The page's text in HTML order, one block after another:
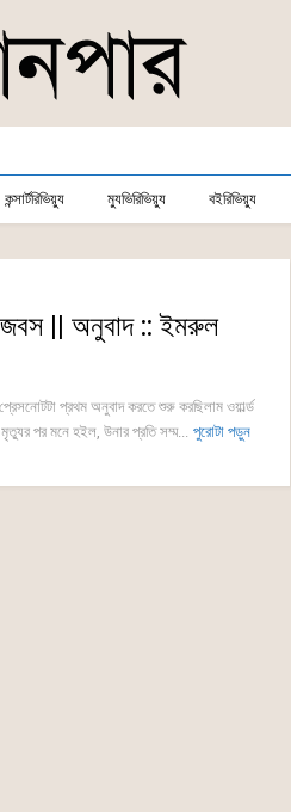
কন্সার্টরিভিয়্যু ম্যুভিরিভিয়্যু বইরিভিয়্যু
জবস || অনুবাদ :: ইমরুল
প্রথম অনুবাদ করতে শুরু করছিলাম ওয়ার্ল্ড
পর মনে হইল, উনার প্রতি সম্ম... পুরোটা পড়ুন